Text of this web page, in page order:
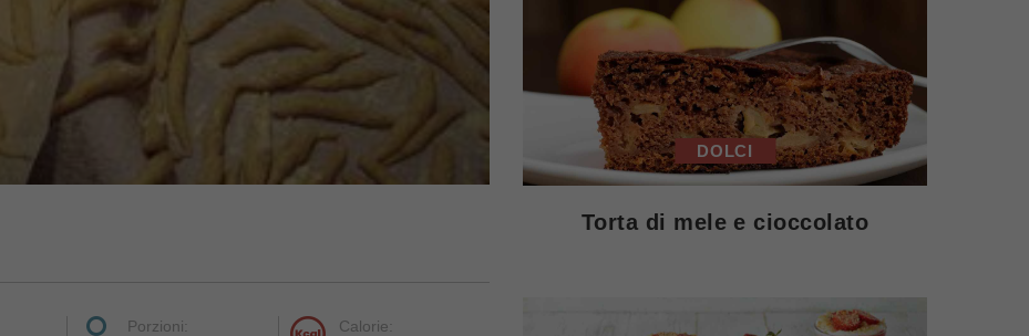
Porzioni:
Calorie:
DOLCI
Torta di mele e cioccolato